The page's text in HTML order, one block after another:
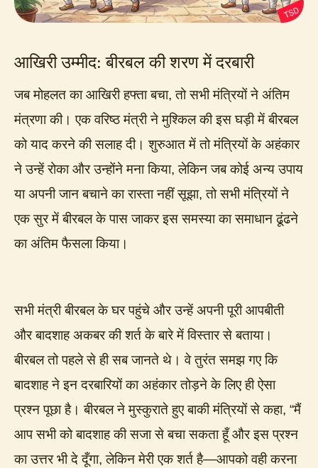
आखिरी उम्मीद: बीरबल की शरण में दरबारी
जब मोहलत का आखिरी हफ्ता बचा, तो सभी मंत्रियों ने अंतिम
मंत्रणा की। एक वरिष्ठ मंत्री ने मुश्किल की इस घड़ी में बीरबल
को याद करने की सलाह दी। शुरुआत में तो मंत्रियों के अहंकार
ने उन्हें रोका और उन्होंने मना किया, लेकिन जब कोई अन्य उपाय
या अपनी जान बचाने का रास्ता नहीं सूझा, तो सभी मंत्रियों ने
एक सुर में बीरबल के पास जाकर इस समस्या का समाधान ढूंढने
का अंतिम फैसला किया।
सभी मंत्री बीरबल के घर पहुंचे और उन्हें अपनी पूरी आपबीती
और बादशाह अकबर की शर्त के बारे में विस्तार से बताया।
बीरबल तो पहले से ही सब जानते थे। वे तुरंत समझ गए कि
बादशाह ने इन दरबारियों का अहंकार तोड़ने के लिए ही ऐसा
प्रश्न पूछा है। बीरबल ने मुस्कुराते हुए बाकी मंत्रियों से कहा, “मैं
आप सभी को बादशाह की सजा से बचा सकता हूँ और इस प्रश्न
का उत्तर भी दे दूँगा, लेकिन मेरी एक शर्त है—आपको वही करना